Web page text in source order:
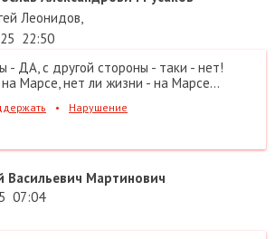
Леонидов,
22:50
- ДА, с другой стороны - таки - нет!
Марсе, нет ли жизни - на Марсе...
• Нарушение
Васильевич Мартинович
07:04